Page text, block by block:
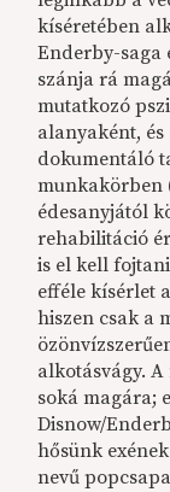
kíséretében
Enderby-saga
szánja rá
mutatkozó
alanyaként,
dokumentáló
munkakörben
édesanyjától
rehabilitáció
is el kell
efféle kísérlet
hiszen csak a
alkotásvágy.
soká magára;
Disnow/
hősünk
nevű